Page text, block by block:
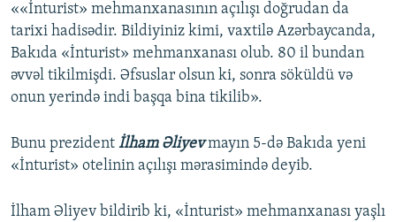
XƏBƏR BÜLLETENLƏRIMIZ
««İnturist» mehmanxanasının açılışı doğrudan da
tarixi hadisədir. Bildiyiniz kimi, vaxtilə Azərbaycanda,
Bakıda «İnturist» mehmanxanası olub. 80 il bundan
əvvəl tikilmişdi. Əfsuslar olsun ki, sonra söküldü və
onun yerində indi başqa bina tikilib».
Bunu prezident İlham Əliyevmayın 5-də Bakıda yeni
«İnturist» otelinin açılışı mərasimində deyib.
İlham Əliyev bildirib ki, «İnturist» mehmanxanası yaşlı